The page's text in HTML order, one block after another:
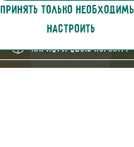
ПРИНЯТЬ ТОЛЬКО
НАСТРОИТЬ
скачать каталог
Нарисуй свою комнату